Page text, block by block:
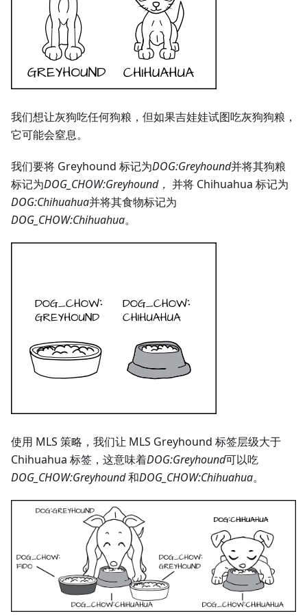
我们想让灰狗吃任何狗粮，但如果吉娃娃试图吃灰狗狗粮，
它可能会窒息。
我们要将 Greyhound 标记为DOG:Greyhound并将其狗粮
标记为DOG_CHOW:Greyhound， 并将 Chihuahua 标记为
DOG:Chihuahua并将其食物标记为
DOG_CHOW:Chihuahua。
使用 MLS 策略，我们让 MLS Greyhound 标签层级大于
Chihuahua 标签，这意味着DOG:Greyhound可以吃
DOG_CHOW:Greyhound和DOG_CHOW:Chihuahua。